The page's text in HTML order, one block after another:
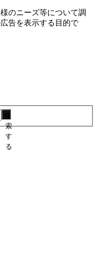
のニーズ等について調
告を表⽰する⽬的で
索
す
る